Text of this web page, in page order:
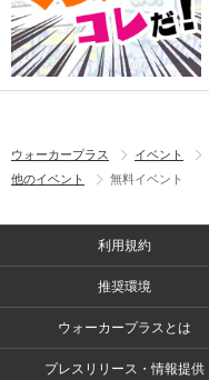
ウォーカープラス イベント
他のイベント
無料イベント
利用規約
推奨環境
ウォーカープラスとは
プレスリリース・情報提供